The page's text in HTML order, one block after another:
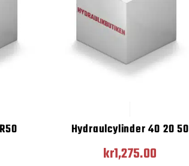
Hydraulcylinder 40 20 50
kr1,275.00